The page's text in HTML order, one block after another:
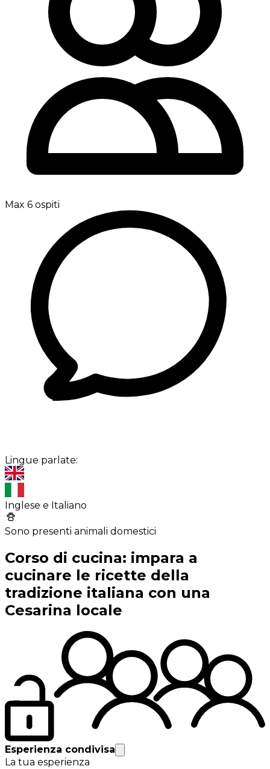
Max 6 ospiti
Lingue parlate:
Inglese e Italiano
Sono presenti animali domestici
Corso di cucina: impara a
cucinare le ricette della
tradizione italiana con una
Cesarina locale
Esperienza condivisa
La tua esperienza